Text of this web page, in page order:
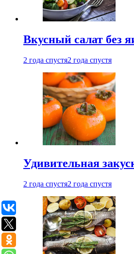
Вкусный салат без
2 года спустя2 года спустя
Удивительная
2 года спустя2 года спустя